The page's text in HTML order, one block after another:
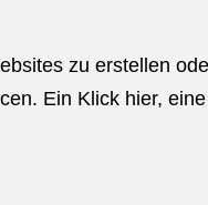
zu erstellen
Ein Klick hier,